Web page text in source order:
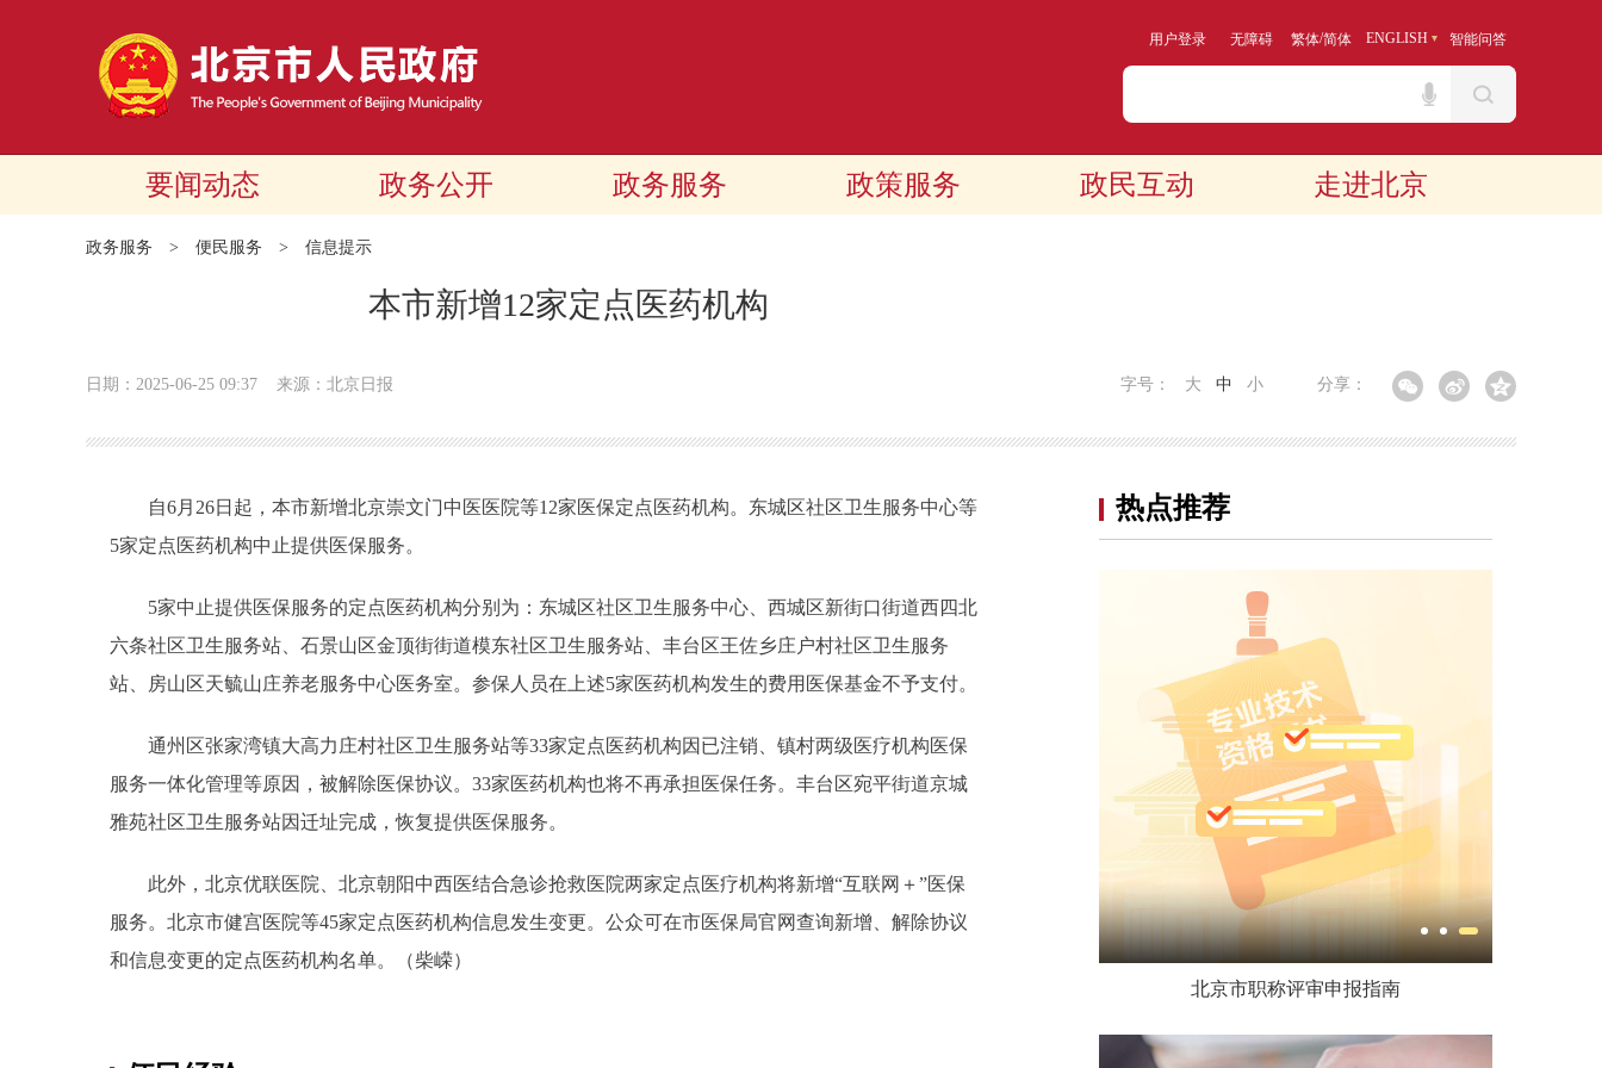
用户登录 无障碍 繁体/简体 ENGLISH 智能问答
要闻动态 政务公开 政务服务 政策服务 政民互动 走进北京
政务服务 > 便民服务 > 信息提示
本市新增12家定点医药机构
日期：2025-06-25 09:37 来源：北京日报 分享：
字号： 大 中 小
自6月26日起，本市新增北京崇文门中医医院等12家医保定点医药机构。东城区社区卫生服务中心等
5家定点医药机构中止提供医保服务。
5家中止提供医保服务的定点医药机构分别为：东城区社区卫生服务中心、西城区新街口街道西四北
六条社区卫生服务站、石景山区金顶街街道模东社区卫生服务站、丰台区王佐乡庄户村社区卫生服务
站、房山区天毓山庄养老服务中心医务室。参保人员在上述5家医药机构发生的费用医保基金不予支付。
通州区张家湾镇大高力庄村社区卫生服务站等33家定点医药机构因已注销、镇村两级医疗机构医保
服务一体化管理等原因，被解除医保协议。33家医药机构也将不再承担医保任务。丰台区宛平街道京城
雅苑社区卫生服务站因迁址完成，恢复提供医保服务。
此外，北京优联医院、北京朝阳中西医结合急诊抢救医院两家定点医疗机构将新增“互联网＋”医保
服务。北京市健宫医院等45家定点医药机构信息发生变更。公众可在市医保局官网查询新增、解除协议
和信息变更的定点医药机构名单。（柴嵘）
热点推荐